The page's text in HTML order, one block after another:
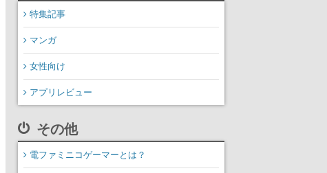
特集記事
マンガ
女性向け
アプリレビュー
その他
電ファミニコゲーマーとは？